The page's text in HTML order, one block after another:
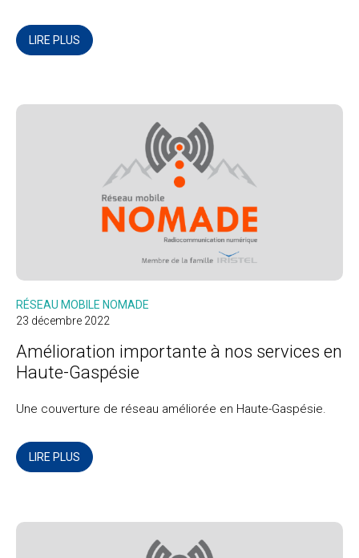
LIRE PLUS
RÉSEAU MOBILE NOMADE
23 décembre 2022
Amélioration importante à nos services en
Haute-Gaspésie
Une couverture de réseau améliorée en Haute-Gaspésie.
LIRE PLUS